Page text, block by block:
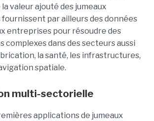
valeur ajouté des jumeaux
fournissent par ailleurs des données
entreprises pour résoudre des
complexes dans des secteurs aussi
la santé, les infrastructures,
spatiale.
multi-sectorielle
applications de jumeaux